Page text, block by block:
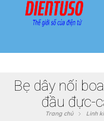
MODULE CẢM BIẾN
LINH KIỆN KHÁC
Bẹ dây nối
đầu đực-
Trang chủ Linh